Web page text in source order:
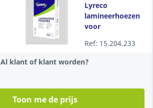
Lyreco
lamineerhoezen
voor
A6, 250 (2x125)
mic, glanzend,
per 100
Ref: 15.204.233
Al klant of klant worden?
Toon me de prijs